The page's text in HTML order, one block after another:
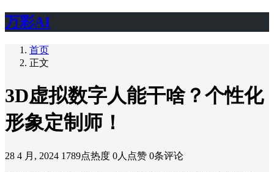
万彩AI
首页
正文
3D虚拟数字人能干啥？个性化
形象定制师！
28 4 月, 2024 1789点热度 0人点赞 0条评论